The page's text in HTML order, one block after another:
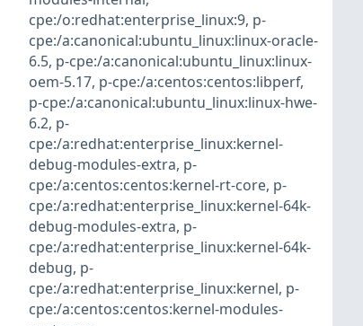
cpe:/o:redhat:enterprise_linux:9, p-
cpe:/a:canonical:ubuntu_linux:linux-oracle-
6.5, p-cpe:/a:canonical:ubuntu_linux:linux-
oem-5.17, p-cpe:/a:centos:centos:libperf,
p-cpe:/a:canonical:ubuntu_linux:linux-hwe-
6.2, p-
cpe:/a:redhat:enterprise_linux:kernel-
debug-modules-extra, p-
cpe:/a:centos:centos:kernel-rt-core, p-
cpe:/a:redhat:enterprise_linux:kernel-64k-
debug-modules-extra, p-
cpe:/a:redhat:enterprise_linux:kernel-64k-
debug, p-
cpe:/a:redhat:enterprise_linux:kernel, p-
cpe:/a:centos:centos:kernel-modules-